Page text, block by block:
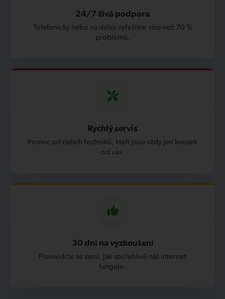
24/7 živá podpora
Telefonicky nebo na dálku vyřešíme více než 70 %
problémů.
Rychlý servis
Pomoc od našich techniků, kteří jsou vždy jen kousek
od vás.
30 dní na vyzkoušení
Přesvědčte se sami, jak spolehlivě náš internet
funguje.